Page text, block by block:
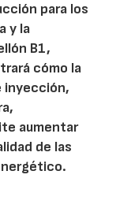
para los
y la
B1,
cómo la
inyección,
aumentar
de las